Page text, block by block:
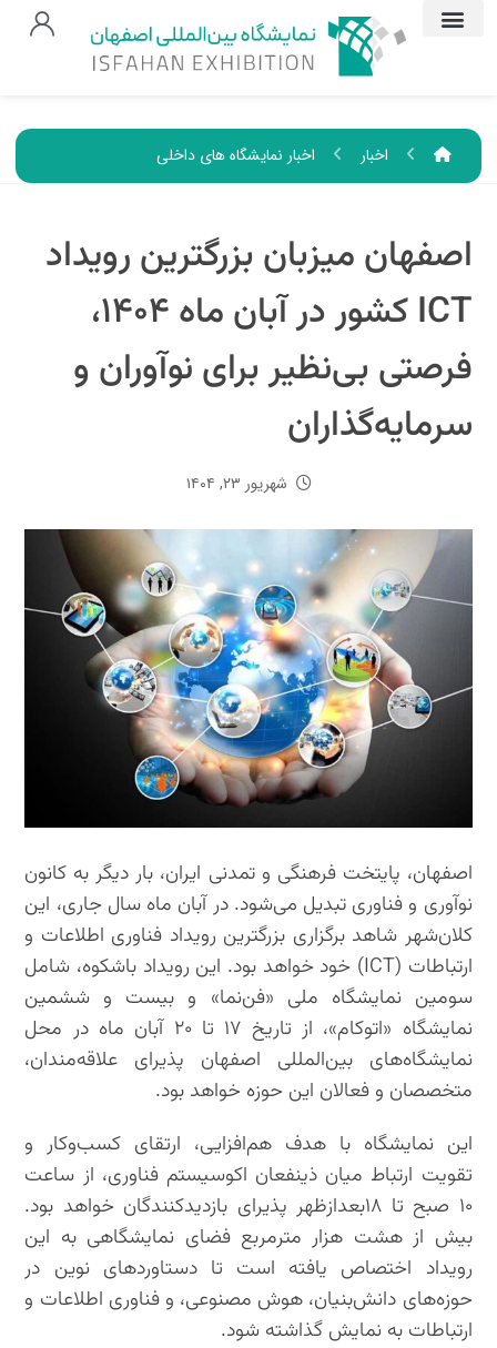
اخبار اخبار نمایشگاه های داخلی
اصفهان میزبان بزرگترین رویداد
ICT کشور در آبان ماه ۱۴۰۴،
فرصتی بی‌نظیر برای نوآوران و
سرمایه‌گذاران
شهریور ۲۳, ۱۴۰۴
اصفهان، پایتخت فرهنگی و تمدنی ایران، بار دیگر به کانون
نوآوری و فناوری تبدیل می‌شود. در آبان ماه سال جاری، این
کلان‌شهر شاهد برگزاری بزرگترین رویداد فناوری اطلاعات و
ارتباطات (ICT) خود خواهد بود. این رویداد باشکوه، شامل
سومین نمایشگاه ملی «فن‌نما» و بیست و ششمین
نمایشگاه «اتوکام»، از تاریخ ۱۷ تا ۲۰ آبان ماه در محل
نمایشگاه‌های بین‌المللی اصفهان پذیرای علاقه‌مندان،
متخصصان و فعالان این حوزه خواهد بود.
این نمایشگاه با هدف هم‌افزایی، ارتقای کسب‌وکار و
تقویت ارتباط میان ذینفعان اکوسیستم فناوری، از ساعت
۱۰ صبح تا ۱۸بعدازظهر پذیرای بازدیدکنندگان خواهد بود.
بیش از هشت هزار مترمربع فضای نمایشگاهی به این
رویداد اختصاص یافته است تا دستاوردهای نوین در
حوزه‌های دانش‌بنیان، هوش مصنوعی، و فناوری اطلاعات و
ارتباطات به نمایش گذاشته شود.